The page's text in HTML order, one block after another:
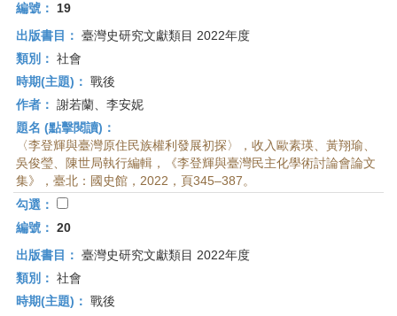
編號：
19
出版書目： 臺灣史研究文獻類目 2022年度
類別： 社會
時期(主題)： 戰後
作者： 謝若蘭、李安妮
題名 (點擊閱讀)：
〈李登輝與臺灣原住民族權利發展初探〉，收入歐素瑛、黃翔瑜、
吳俊瑩、陳世局執行編輯，《李登輝與臺灣民主化學術討論會論文
集》，臺北：國史館，2022，頁345–387。
勾選：
編號： 20
出版書目： 臺灣史研究文獻類目 2022年度
類別： 社會
時期(主題)： 戰後